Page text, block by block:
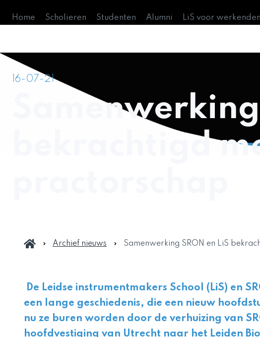
Home Scholieren Studenten Alumni LiS voor werkenden
16-07-21
bekrachtigd
Archief nieuws Samenwerking SRON en LiS
De Leidse instrumentmakers School (LiS) en
een lange geschiedenis, die een nieuw
nu ze buren worden door de verhuizing van
hoofdvestiging van Utrecht naar het Leiden Bio